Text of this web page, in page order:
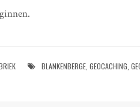
BLANKENBERGE ,GEOCACHING ,